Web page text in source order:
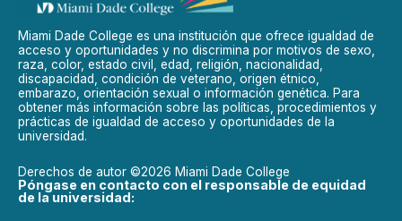
Miami Dade College es una institución que ofrece igualdad de
acceso y oportunidades y no discrimina por motivos de sexo,
raza, color, estado civil, edad, religión, nacionalidad,
discapacidad, condición de veterano, origen étnico,
embarazo, orientación sexual o información genética. Para
obtener más información sobre las políticas, procedimientos y
prácticas de igualdad de acceso y oportunidades de la
universidad.
Derechos de autor ©2026 Miami Dade College
Póngase en contacto con el responsable de equidad
de la universidad: